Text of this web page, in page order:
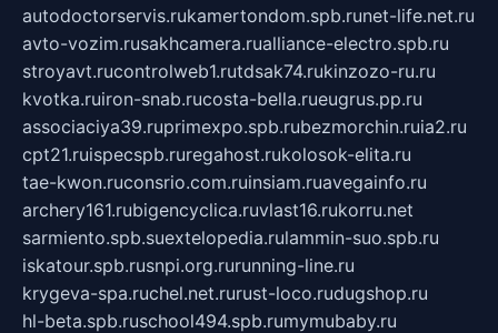
autodoctorservis.rukamertondom.spb.runet-life.net.ru
avto-vozim.rusakhcamera.rualliance-electro.spb.ru
stroyavt.rucontrolweb1.rutdsak74.rukinzozo-ru.ru
kvotka.ruiron-snab.rucosta-bella.rueugrus.pp.ru
associaciya39.ruprimexpo.spb.rubezmorchin.ruia2.ru
cpt21.ruispecspb.ruregahost.rukolosok-elita.ru
tae-kwon.ruconsrio.com.ruinsiam.ruavegainfo.ru
archery161.rubigencyclica.ruvlast16.rukorru.net
sarmiento.spb.suextelopedia.rulammin-suo.spb.ru
iskatour.spb.rusnpi.org.rurunning-line.ru
krygeva-spa.ruchel.net.rurust-loco.rudugshop.ru
hl-beta.spb.ruschool494.spb.rumymubaby.ru